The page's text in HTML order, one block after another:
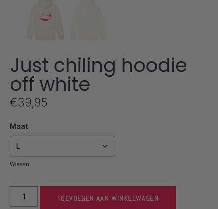
Just chiling hoodie
off white
€39,95
Maat
Wissen
TOEVOEGEN AAN WINKELWAGEN